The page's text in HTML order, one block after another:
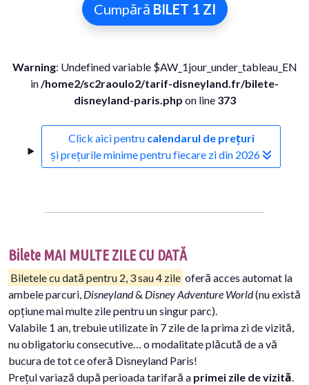
Cumpără BILET 1 ZI
Warning: Undefined variable $AW_1jour_under_tableau_EN
in/home2/sc2raoulo2/tarif-disneyland.fr/bilete-
disneyland-paris.php on line 373
Click aici pentru calendarul de prețuri
și prețurile minime pentru fiecare zi din 2026
Bilete MAI MULTE ZILE CU DATĂ
Biletele cu dată pentru 2, 3 sau 4 zile oferă acces automat la
ambele parcuri, Disneyland& Disney Adventure World(nu există
opțiune mai multe zile pentru un singur parc).
Valabile 1 an, trebuie utilizate în 7 zile de la prima zi de vizită,
nu obligatoriu consecutive… o modalitate plăcută de a vă
bucura de tot ce oferă Disneyland Paris!
Prețul variază după perioada tarifară a primei zile de vizită.